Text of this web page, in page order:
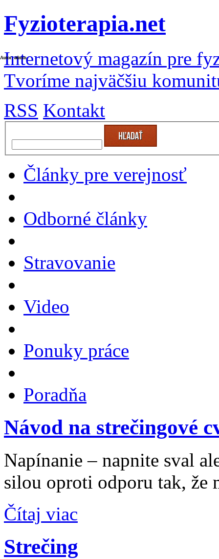
Fyzioterapia.net
Internetový magazín pre
Tvoríme najväčšiu
RSS Kontakt
Články pre verejnosť
Odborné články
Stravovanie
Video
Ponuky práce
Poradňa
Autor: admin
Návod na strečingové
Napínanie – napnite sval
silou oproti odporu tak,
Čítaj viac
Autor: admin
Strečing